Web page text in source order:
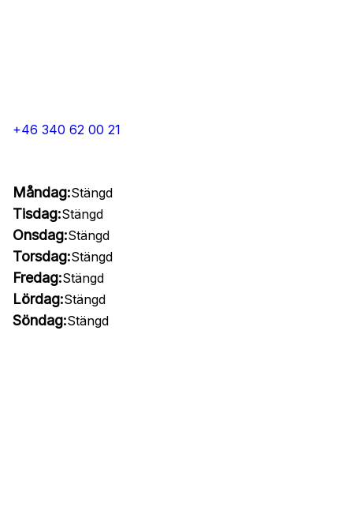
+46 340 62 00 21
Måndag:Stängd
Tisdag:Stängd
Onsdag:Stängd
Torsdag:Stängd
Fredag:Stängd
Lördag:Stängd
Söndag:Stängd